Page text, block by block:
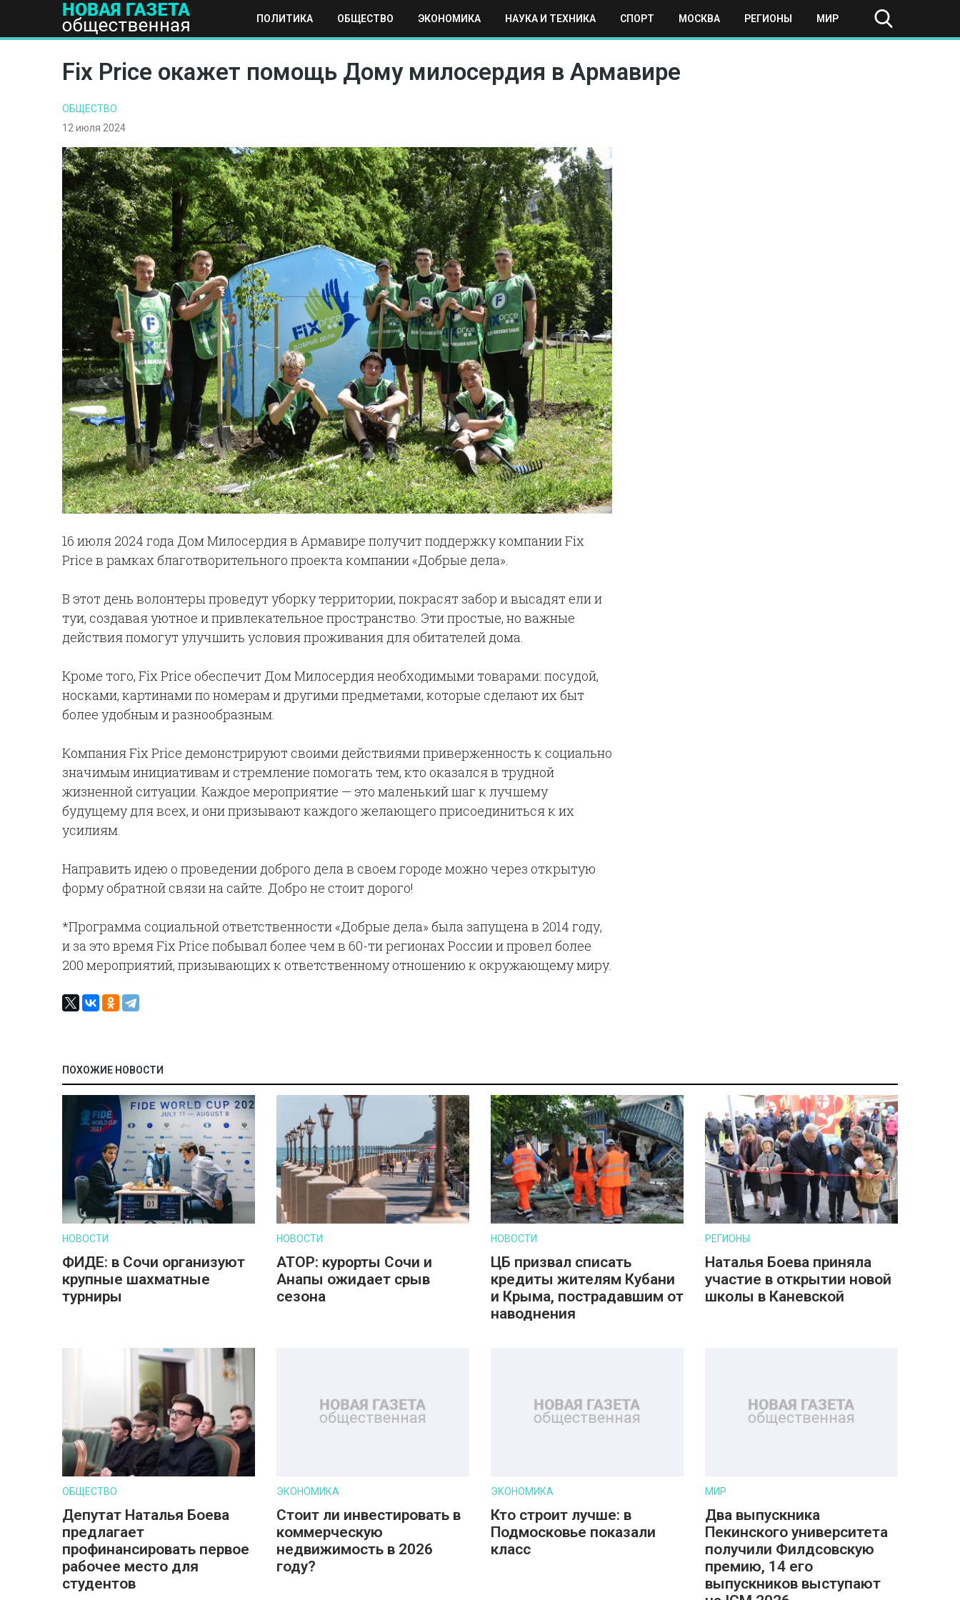
ПОЛИТИКА ОБЩЕСТВО ЭКОНОМИКА НАУКА И ТЕХНИКА СПОРТ МОСКВА РЕГИОНЫ МИР
ПОЛИТИКА ОБЩЕСТВО ЭКОНОМИКА НАУКА И ТЕХНИКА СПОРТ МОСКВА РЕГИОНЫ МИР
Fix Price окажет помощь Дому милосердия в Армавире
ОБЩЕСТВО
12 июля 2024
16 июля 2024 года Дом Милосердия в Армавире получит поддержку компании Fix
Price в рамках благотворительного проекта компании «Добрые дела».
В этот день волонтеры проведут уборку территории, покрасят забор и высадят ели и
туи, создавая уютное и привлекательное пространство. Эти простые, но важные
действия помогут улучшить условия проживания для обитателей дома.
Кроме того, Fix Price обеспечит Дом Милосердия необходимыми товарами: посудой,
носками, картинами по номерам и другими предметами, которые сделают их быт
более удобным и разнообразным.
Компания Fix Price демонстрируют своими действиями приверженность к социально
значимым инициативам и стремление помогать тем, кто оказался в трудной
жизненной ситуации. Каждое мероприятие — это маленький шаг к лучшему
будущему для всех, и они призывают каждого желающего присоединиться к их
усилиям.
Направить идею о проведении доброго дела в своем городе можно через открытую
форму обратной связи на сайте. Добро не стоит дорого!
*Программа социальной ответственности «Добрые дела» была запущена в 2014 году,
и за это время Fix Price побывал более чем в 60-ти регионах России и провел более
200 мероприятий, призывающих к ответственному отношению к окружающему миру.
ПОХОЖИЕ НОВОСТИ
НОВОСТИ
ФИДЕ: в Сочи организуют
крупные шахматные
турниры
НОВОСТИ
АТОР: курорты Сочи и
Анапы ожидает срыв
сезона
НОВОСТИ
ЦБ призвал списать
кредиты жителям Кубани
и Крыма, пострадавшим от
наводнения
РЕГИОНЫ
Наталья Боева приняла
участие в открытии новой
школы в Каневской
ОБЩЕСТВО
Депутат Наталья Боева
предлагает
профинансировать первое
рабочее место для
студентов
ЭКОНОМИКА
Стоит ли инвестировать в
коммерческую
недвижимость в 2026
году?
ЭКОНОМИКА
Кто строит лучше: в
Подмосковье показали
класс
МИР
Два выпускника
Пекинского университета
получили Филдсовскую
премию, 14 его
выпускников выступают